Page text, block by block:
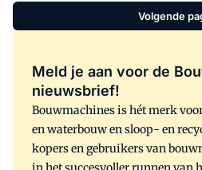
Volgende
Meld je aan voor de
nieuwsbrief!
Bouwmachines is hét merk
en waterbouw en sloop- en
kopers en gebruikers van